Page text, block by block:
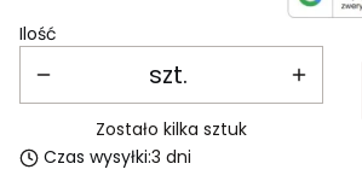
Ilość
szt.
Zostało kilka sztuk
Czas wysyłki:3 dni